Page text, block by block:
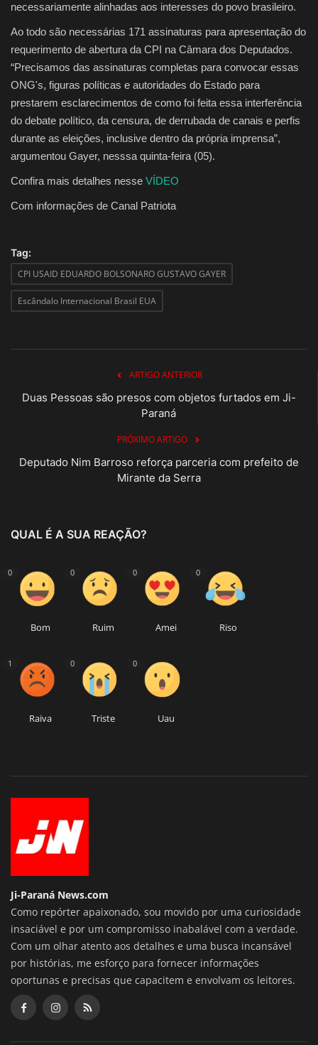
necessariamente alinhadas aos interesses do povo brasileiro.
Ao todo são necessárias 171 assinaturas para apresentação do
requerimento de abertura da CPI na Câmara dos Deputados.
“Precisamos das assinaturas completas para convocar essas
ONG's, figuras políticas e autoridades do Estado para
prestarem esclarecimentos de como foi feita essa interferência
do debate político, da censura, de derrubada de canais e perfis
durante as eleições, inclusive dentro da própria imprensa”,
argumentou Gayer, nesssa quinta-feira (05).
Confira mais detalhes nesse VÍDEO
Com informações de Canal Patriota
Tag:
CPI USAID EDUARDO BOLSONARO GUSTAVO GAYER
Escândalo Internacional Brasil EUA
ARTIGO ANTERIOR
Duas Pessoas são presos com objetos furtados em Ji-
Paraná
PRÓXIMO ARTIGO
Deputado Nim Barroso reforça parceria com prefeito de
Mirante da Serra
QUAL É A SUA REAÇÃO?
0
Bom
0
Ruim
0
Amei
0
Riso
1
Raiva
0
Triste
0
Uau
Ji-Paraná News.com
Como repórter apaixonado, sou movido por uma curiosidade
insaciável e por um compromisso inabalável com a verdade.
Com um olhar atento aos detalhes e uma busca incansável
por histórias, me esforço para fornecer informações
oportunas e precisas que capacitem e envolvam os leitores.